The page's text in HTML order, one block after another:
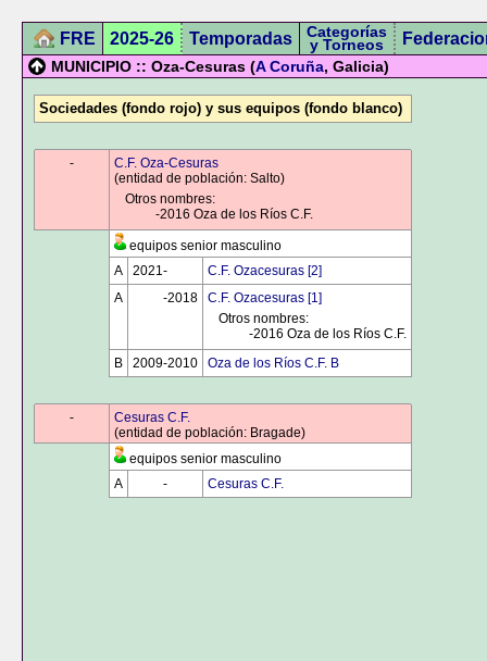
FRE 2025-26 Temporadas Categorías
y Torneos
MUNICIPIO :: Oza-Cesuras (A Coruña, Galicia)
Sociedades (fondo rojo) y sus equipos (fondo blanco)
-
C.F. Oza-Cesuras
(entidad de población: Salto)
Otros nombres:
-2016 Oza de los Ríos C.F.
equipos senior masculino
A
2021-
C.F. Ozacesuras [2]
A
-2018
C.F. Ozacesuras [1]
Otros nombres:
-2016 Oza de los Ríos C.F.
B
2009-2010 Oza de los Ríos C.F. B
-
Cesuras C.F.
(entidad de población: Bragade)
equipos senior masculino
A
- Cesuras C.F.